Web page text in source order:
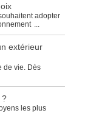
adopter
extérieur
de vie. Dès
?
les plus